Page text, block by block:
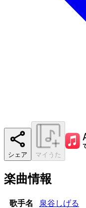
シェア マイうた
楽曲情報
歌手名
泉谷しげる